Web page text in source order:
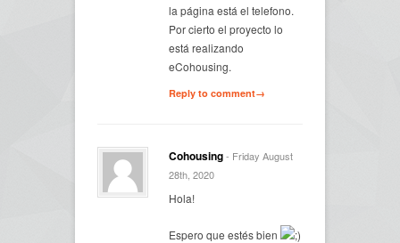
la página está el telefono.
Por cierto el proyecto lo
está realizando
eCohousing.
Reply to comment→
Cohousing- Friday August
28th, 2020
Hola!
Espero que estés bien